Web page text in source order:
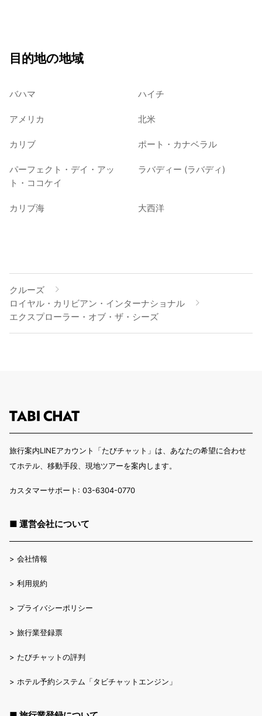
目的地の地域
バハマ ハイチ
アメリカ 北米
カリブ ポート・カナベラル
パーフェクト・デイ・アッ
ト・ココケイ
ラバディー (ラバディ)
カリブ海 大西洋
クルーズ
ロイヤル・カリビアン・インターナショナル
エクスプローラー・オブ・ザ・シーズ
旅行案内LINEアカウント「たびチャット」は、あなたの希望に合わせ
てホテル、移動手段、現地ツアーを案内します。
カスタマーサポート: 03-6304-0770
■ 運営会社について
> 会社情報
> 利用規約
> プライバシーポリシー
> 旅行業登録票
> たびチャットの評判
> ホテル予約システム「タビチャットエンジン」